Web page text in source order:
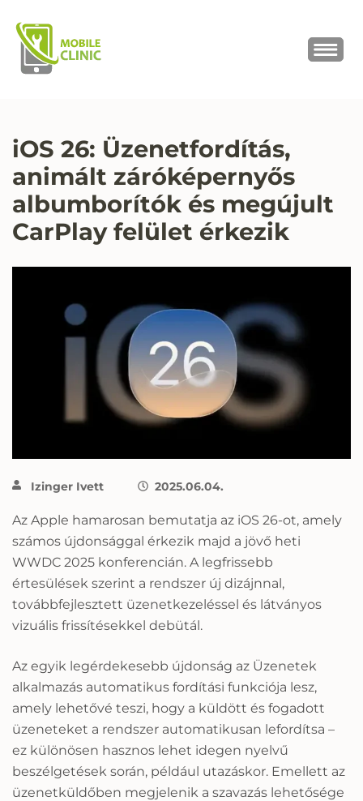
iOS 26: Üzenetfordítás,
animált záróképernyős
albumborítók és megújult
CarPlay felület érkezik
Izinger Ivett 2025.06.04.
Az Apple hamarosan bemutatja az iOS 26-ot, amely
számos újdonsággal érkezik majd a jövő heti
WWDC 2025 konferencián. A legfrissebb
értesülések szerint a rendszer új dizájnnal,
továbbfejlesztett üzenetkezeléssel és látványos
vizuális frissítésekkel debütál.
Az egyik legérdekesebb újdonság az Üzenetek
alkalmazás automatikus fordítási funkciója lesz,
amely lehetővé teszi, hogy a küldött és fogadott
üzeneteket a rendszer automatikusan lefordítsa –
ez különösen hasznos lehet idegen nyelvű
beszélgetések során, például utazáskor. Emellett az
üzenetküldőben megjelenik a szavazás lehetősége